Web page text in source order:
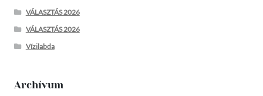
VÁLASZTÁS 2026
VÁLASZTÁS 2026
Vízilabda
Archívum